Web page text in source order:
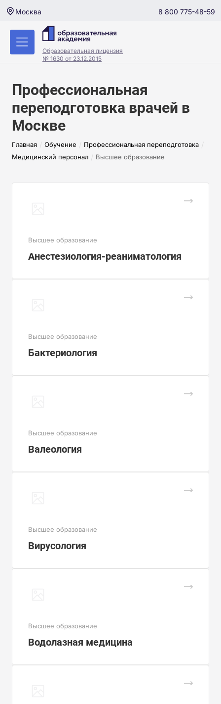
Москва 8 800 775-48-59
Образовательная лицензия
№ 1630 от 23.12.2015
Профессиональная
переподготовка врачей в
Москве
Главная / Обучение / Профессиональная переподготовка /
Медицинский персонал / Высшее образование
Высшее образование
Анестезиология-реаниматология
Высшее образование
Бактериология
Высшее образование
Валеология
Высшее образование
Вирусология
Высшее образование
Водолазная медицина